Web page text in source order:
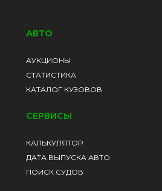
АВТО
АУКЦИОНЫ
СТАТИСТИКА
КАТАЛОГ КУЗОВОВ
СЕРВИСЫ
КАЛЬКУЛЯТОР
ДАТА ВЫПУСКА АВТО
ПОИСК СУДОВ